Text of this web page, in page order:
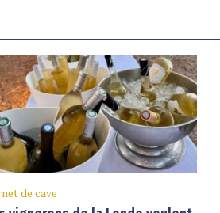
de cave